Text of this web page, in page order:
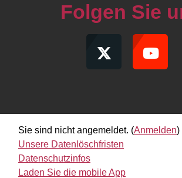
Folgen Sie
Sie sind nicht angemeldet. (Anmelden)
Unsere Datenlöschfristen
Datenschutzinfos
Laden Sie die mobile App